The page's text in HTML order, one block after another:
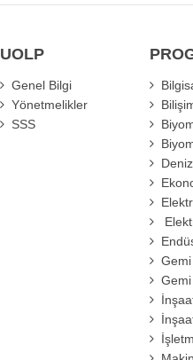
UOLP
Genel Bilgi
Yönetmelikler
SSS